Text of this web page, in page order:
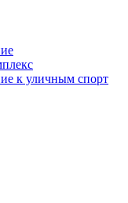
к уличным спорт